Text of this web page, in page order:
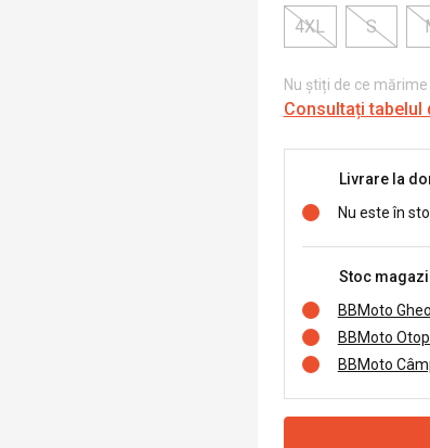
4XL
S
Nu știți de ce
Consultați tabelul
Livrare la
Nu este în
Stoc
BBMoto
BBMoto
BBMoto